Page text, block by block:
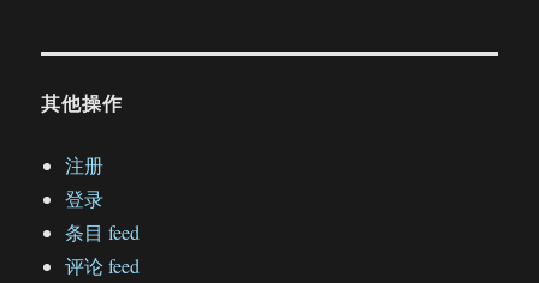
其他操作
注册
登录
条目 feed
评论 feed